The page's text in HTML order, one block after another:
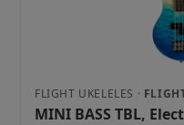
FLIGHT UKELELES ·
MINI BASS TBL,